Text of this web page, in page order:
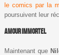
le comics par la
poursuivent leur
Amour immortel
Maintenant que